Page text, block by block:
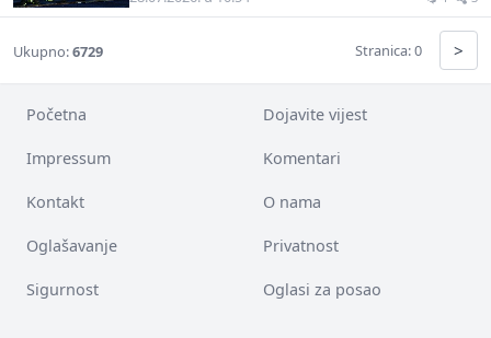
Ukupno:6729 Stranica: 0 >
Početna Dojavite vijest
Impressum Komentari
Kontakt O nama
Oglašavanje Privatnost
Sigurnost Oglasi za posao